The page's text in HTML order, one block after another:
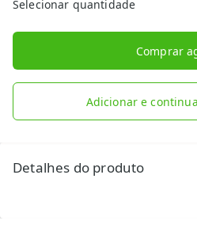
Selecionar quantidade
Comprar
Adicionar e
Detalhes do produto